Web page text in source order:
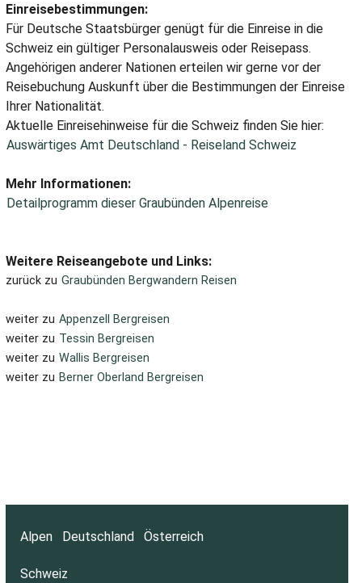
Einreisebestimmungen:
Für Deutsche Staatsbürger genügt für die Einreise in die
Schweiz ein gültiger Personalausweis oder Reisepass.
Angehörigen anderer Nationen erteilen wir gerne vor der
Reisebuchung Auskunft über die Bestimmungen der Einreise
Ihrer Nationalität.
Aktuelle Einreisehinweise für die Schweiz finden Sie hier:
Auswärtiges Amt Deutschland - Reiseland Schweiz
Mehr Informationen:
Detailprogramm dieser Graubünden Alpenreise
Weitere Reiseangebote und Links:
zurück zu Graubünden Bergwandern Reisen
weiter zu Appenzell Bergreisen
weiter zu Tessin Bergreisen
weiter zu Wallis Bergreisen
weiter zu Berner Oberland Bergreisen
Alpen Deutschland Österreich
Schweiz